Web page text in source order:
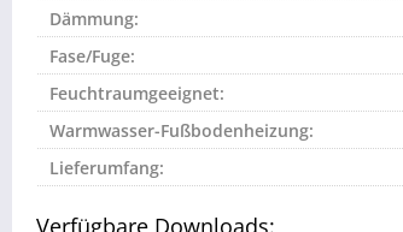
Dämmung:
Fase/Fuge:
Feuchtraumgeeignet:
Warmwasser-Fußbodenheizung:
Lieferumfang:
Verfügbare Downloads: